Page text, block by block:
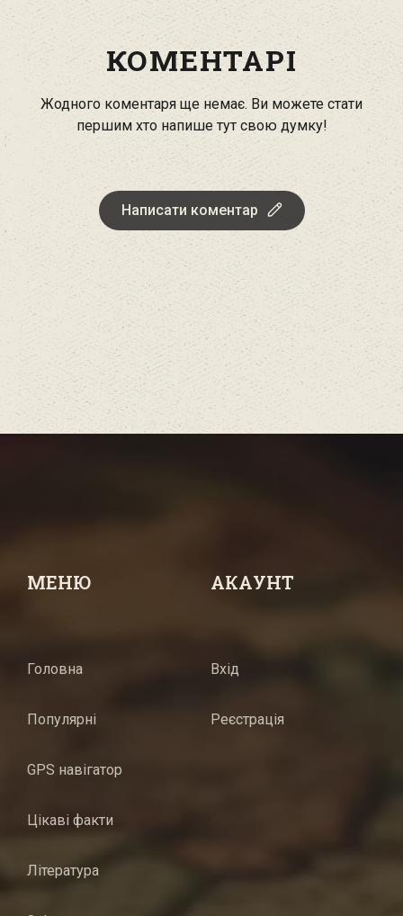
КОМЕНТАРІ
Жодного коментаря ще немає. Ви можете стати
першим хто напише тут свою думку!
Написати коментар
МЕНЮ
Головна
Популярні
GPS навігатор
Цікаві факти
Література
АКАУНТ
Вхід
Реєстрація